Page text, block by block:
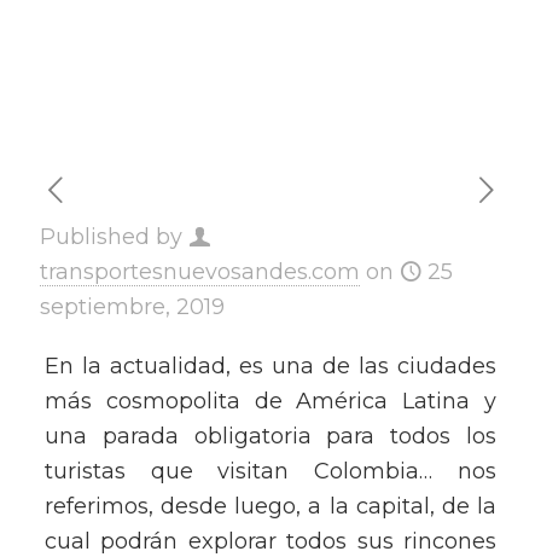
Published by
transportesnuevosandes.com on
25
septiembre, 2019
En la actualidad, es una de las ciudades
más cosmopolita de América Latina y
una parada obligatoria para todos los
turistas que visitan Colombia… nos
referimos, desde luego, a la capital, de la
cual podrán explorar todos sus rincones